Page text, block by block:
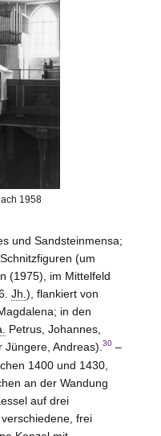
1958
und Sandsteinmensa;
(um
(1975), im Mittelfeld
Jh. ), flankiert von
in den
Petrus, Johannes,
Andreas). 30–
1400 und 1430,
an der Wandung
auf drei
frei